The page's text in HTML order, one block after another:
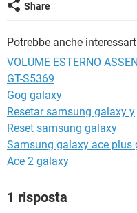
Share
Potrebbe anche
VOLUME ESTERNO
GT-S5369
Gog galaxy
Resetar samsung galaxy y
Reset samsung galaxy
Samsung galaxy ace plus
Ace 2 galaxy
1 risposta